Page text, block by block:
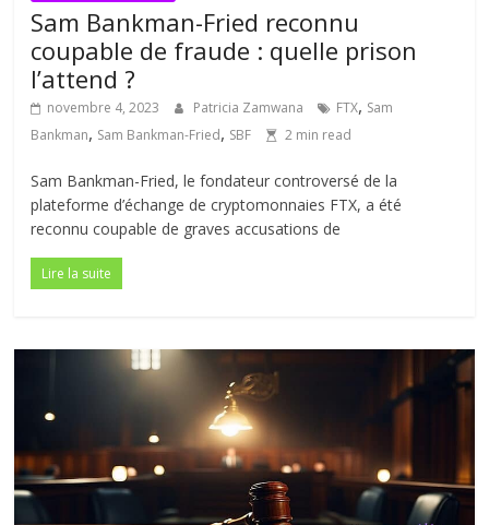
Sam Bankman-Fried reconnu
coupable de fraude : quelle prison
l’attend ?
novembre 4, 2023 Patricia Zamwana FTX, Sam
Bankman, Sam Bankman-Fried, SBF 2 min read
Sam Bankman-Fried, le fondateur controversé de la
plateforme d’échange de cryptomonnaies FTX, a été
reconnu coupable de graves accusations de
Lire la suite